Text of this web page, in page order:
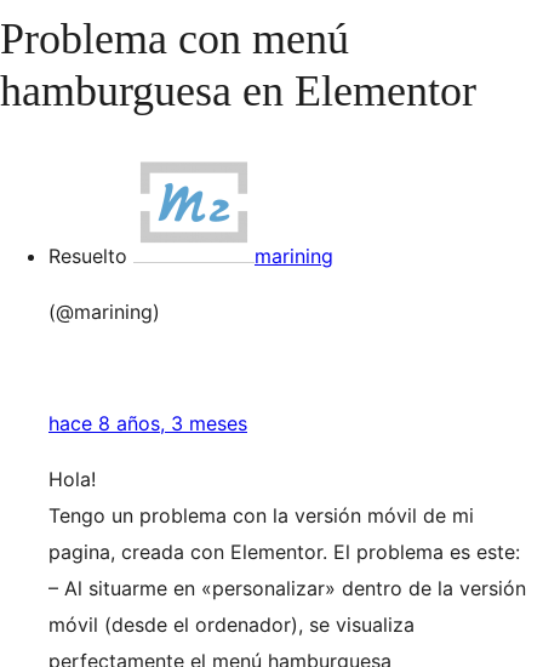
Problema con menú
hamburguesa en Elementor
Resuelto marining
(@marining)
hace 8 años, 3 meses
Hola!
Tengo un problema con la versión móvil de mi
pagina, creada con Elementor. El problema es este:
– Al situarme en «personalizar» dentro de la versión
móvil (desde el ordenador), se visualiza
perfectamente el menú hamburguesa